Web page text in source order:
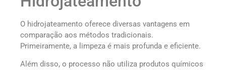
O hidrojateamento oferece diversas vantagens em
comparação aos métodos tradicionais.
Primeiramente, a limpeza é mais profunda e eficiente.
Além disso, o processo não utiliza produtos químicos